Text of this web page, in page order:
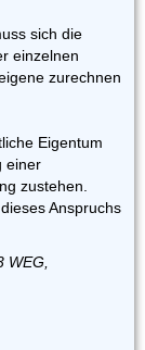
sich die
einzelnen
zurechnen
Eigentum
einer
zustehen.
Anspruchs
WEG,